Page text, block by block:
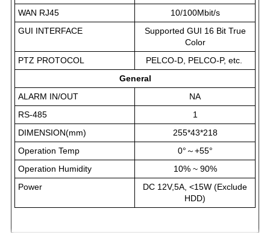
WAN RJ45
10/100Mbit/s
GUI INTERFACE
Supported GUI 16 Bit True
Color
PTZ PROTOCOL
PELCO-D, PELCO-P, etc.
General
ALARM IN/OUT
NA
RS-485
1
DIMENSION(mm)
255*43*218
Operation Temp
0°～+55°
Operation Humidity
10% ~ 90%
Power
DC 12V,5A, <15W (Exclude
HDD)